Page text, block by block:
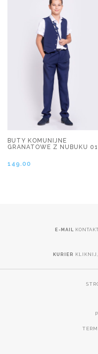
BUTY KOMUNIJNE
GRANATOWE Z NUBUKU
149.00
E-MAIL
KURIER